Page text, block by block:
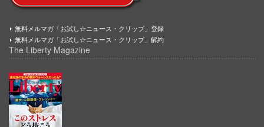
無料メルマガ「お試し☆ニュース・クリップ」登録
無料メルマガ「お試し☆ニュース・クリップ」解約
The Liberty Magazine